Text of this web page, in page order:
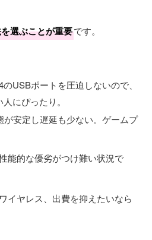
選ぶことが重要です。
USBポートを圧迫しないので、
にぴったり。
安定し遅延も少ない。ゲームプ
能的な優劣がつけ難い状況で
イヤレス、出費を抑えたいなら